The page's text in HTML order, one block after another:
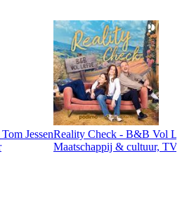
JessenReality Check - B&B Vol
Maatschappij & cultuur,